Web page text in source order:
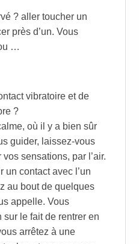
? aller toucher un
près d’un. Vous
…
vibratoire et de
?
où il y a bien sûr
guider, laissez-vous
sensations, par l’air.
un contact avec l’un
au bout de quelques
appelle. Vous
le fait de rentrer en
arrêtez à une